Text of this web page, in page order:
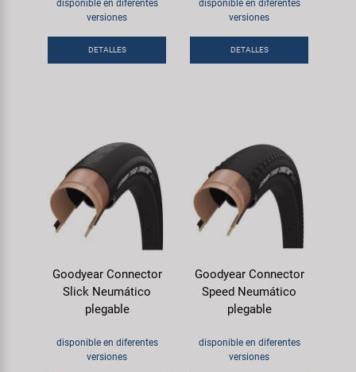
disponible en diferentes
versiones
DETALLES
disponible en diferentes
versiones
DETALLES
Goodyear Connector
Slick Neumático
plegable
disponible en diferentes
versiones
Goodyear Connector
Speed Neumático
plegable
disponible en diferentes
versiones